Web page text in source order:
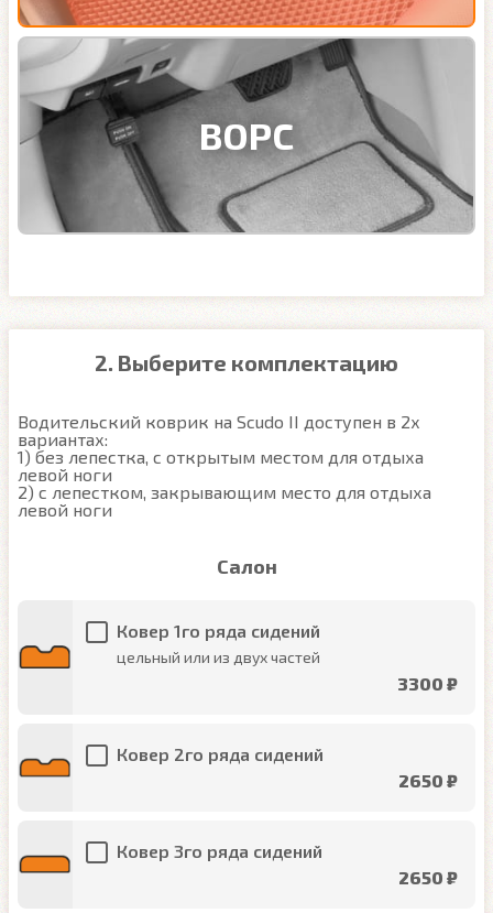
ВОРС
2. Выберите комплектацию
Водительский коврик на Scudo II доступен в 2х
вариантах:
1) без лепестка, с открытым местом для отдыха
левой ноги
2) с лепестком, закрывающим место для отдыха
левой ноги
Салон
Ковер 1го ряда сидений
цельный или из двух частей
3300 ₽
Ковер 2го ряда сидений
2650 ₽
Ковер 3го ряда сидений
2650 ₽